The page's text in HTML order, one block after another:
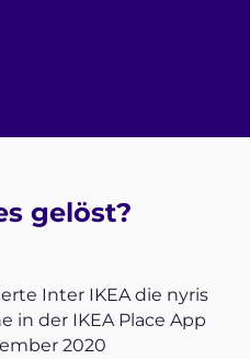
gelöst?
Inter IKEA die nyris
in der IKEA Place App
2020